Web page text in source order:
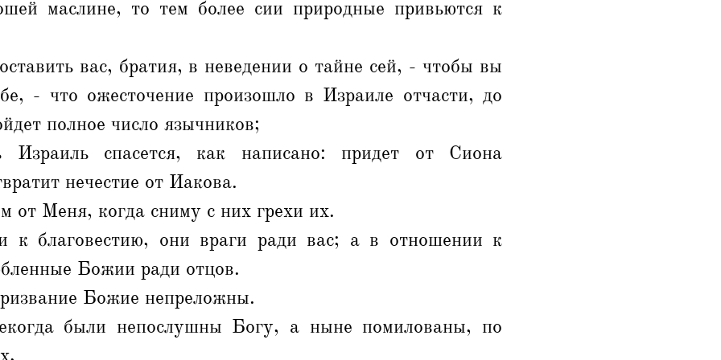
маслине, то тем более сии природные привьются к
вас, братия, в неведении о тайне сей, - чтобы вы
- что ожесточение произошло в Израиле отчасти, до
полное число язычников;
спасется, как написано: придет от Сиона
нечестие от Иакова.
от Меня, когда сниму с них грехи их.
к благовестию, они враги ради вас; а в отношении к
Божии ради отцов.
Божие непреложны.
были непослушны Богу, а ныне помилованы, по